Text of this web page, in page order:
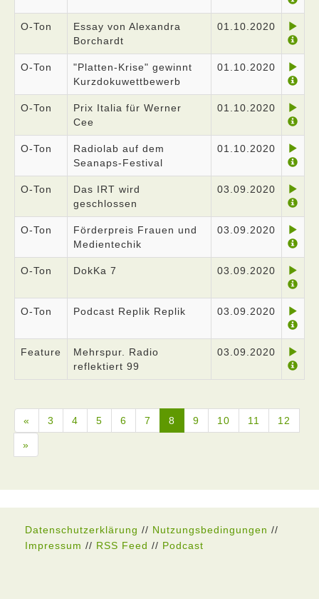
O-Ton
Essay von Alexandra
Borchardt
01.10.2020
O-Ton
"Platten-Krise" gewinnt
Kurzdokuwettbewerb
01.10.2020
O-Ton
Prix Italia für Werner
Cee
01.10.2020
O-Ton
Radiolab auf dem
Seanaps-Festival
01.10.2020
O-Ton
Das IRT wird
geschlossen
03.09.2020
O-Ton
Förderpreis Frauen und
Medientechik
03.09.2020
O-Ton DokKa 7 03.09.2020
O-Ton Podcast Replik Replik 03.09.2020
Feature
Mehrspur. Radio
reflektiert 99
03.09.2020
« 3 4 5 6 7 8 9 10 11 12
»
Datenschutzerklärung // Nutzungsbedingungen //
Impressum // RSS Feed // Podcast